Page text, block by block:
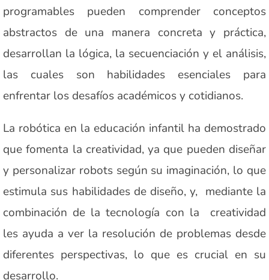
programables pueden comprender conceptos
abstractos de una manera concreta y práctica,
desarrollan la lógica, la secuenciación y el análisis,
las cuales son habilidades esenciales para
enfrentar los desafíos académicos y cotidianos.
La robótica en la educación infantil ha demostrado
que fomenta la creatividad, ya que pueden diseñar
y personalizar robots según su imaginación, lo que
estimula sus habilidades de diseño, y, mediante la
combinación de la tecnología con la creatividad
les ayuda a ver la resolución de problemas desde
diferentes perspectivas, lo que es crucial en su
desarrollo.